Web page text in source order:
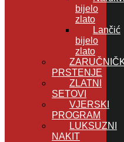
bijelo
zlato
Lančić
bijelo
zlato
PRSTENJE
ZLATNI
SETOVI
VJERSKI
PROGRAM
LUKSUZNI
NAKIT